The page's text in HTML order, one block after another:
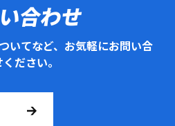
合わせ
いてなど、お気軽にお問い合
ださい。